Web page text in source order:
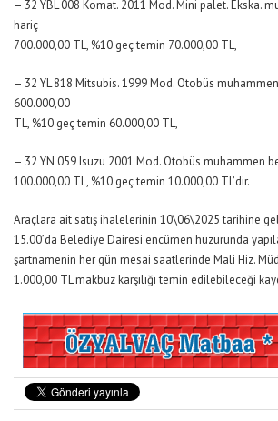
– 32 YBL 008 Komat. 2011 Mod. Mini palet. Ekska.
hariç
700.000,00 TL, %10 geç temin 70.000,00 TL,
– 32 YL 818 Mitsubis. 1999 Mod. Otobüs
600.000,00
TL, %10 geç temin 60.000,00 TL,
– 32 YN 059 Isuzu 2001 Mod. Otobüs muhammen
100.000,00 TL, %10 geç temin 10.000,00 TL’dir.
Araçlara ait satış ihalelerinin 10\06\2025 tarihine
15.00’da Belediye Dairesi encümen huzurunda
şartnamenin her gün mesai saatlerinde Mali Hiz.
1.000,00 TL makbuz karşılığı temin edilebileceği